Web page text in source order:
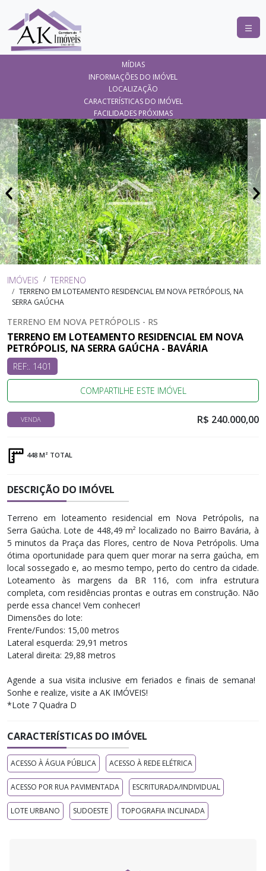
COMPRAR
LANÇAMENTOS
ANUNCIE
SEU
IMÓVEL
CONTATO
MÍDIAS
INFORMAÇÕES DO IMÓVEL
LOCALIZAÇÃO
CARACTERÍSTICAS DO IMÓVEL
FACILIDADES PRÓXIMAS
IMÓVEIS TERRENO
TERRENO EM LOTEAMENTO RESIDENCIAL EM NOVA PETRÓPOLIS, NA
SERRA GAÚCHA
TERRENO EM NOVA PETRÓPOLIS - RS
TERRENO EM LOTEAMENTO RESIDENCIAL EM NOVA
PETRÓPOLIS, NA SERRA GAÚCHA - BAVÁRIA
REF:. 1401
COMPARTILHE ESTE IMÓVEL
VENDA R$ 240.000,00
448 M² TOTAL
DESCRIÇÃO DO IMÓVEL
Terreno em loteamento residencial em Nova Petrópolis, na
Serra Gaúcha. Lote de 448,49 m² localizado no Bairro Bavária, à
5 minutos da Praça das Flores, centro de Nova Petrópolis. Uma
ótima oportunidade para quem quer morar na serra gaúcha, em
local sossegado e, ao mesmo tempo, perto do centro da cidade.
Loteamento às margens da BR 116, com infra estrutura
completa, com residências prontas e outras em construção. Não
perde essa chance! Vem conhecer!
Dimensões do lote:
Frente/Fundos: 15,00 metros
Lateral esquerda: 29,91 metros
Lateral direita: 29,88 metros
Agende a sua visita inclusive em feriados e finais de semana! ​
Sonhe e realize, visite a AK IMÓVEIS!
*Lote 7 Quadra D
CARACTERÍSTICAS DO IMÓVEL
ACESSO À ÁGUA PÚBLICA ACESSO À REDE ELÉTRICA
ACESSO POR RUA PAVIMENTADA ESCRITURADA/INDIVIDUAL
LOTE URBANO SUDOESTE TOPOGRAFIA INCLINADA